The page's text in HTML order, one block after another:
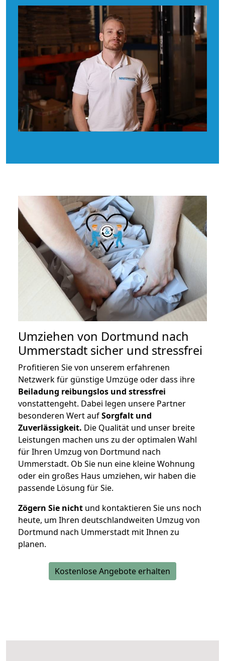
Umziehen von Dortmund nach
Ummerstadt sicher und stressfrei
Profitieren Sie von unserem erfahrenen
Netzwerk für günstige Umzüge oder dass ihre
Beiladung reibungslos und stressfrei
vonstattengeht. Dabei legen unsere Partner
besonderen Wert aufSorgfalt und
Zuverlässigkeit. Die Qualität und unser breite
Leistungen machen uns zu der optimalen Wahl
für Ihren Umzug von Dortmund nach
Ummerstadt. Ob Sie nun eine kleine Wohnung
oder ein großes Haus umziehen, wir haben die
passende Lösung für Sie.
Zögern Sie nicht und kontaktieren Sie uns noch
heute, um Ihren deutschlandweiten Umzug von
Dortmund nach Ummerstadt mit Ihnen zu
planen.
Kostenlose Angebote erhalten